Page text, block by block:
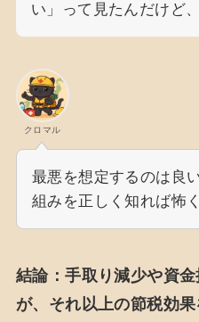
い」って見たんだけど
クロマル
最悪を想定するのは良
組みを正しく知れば怖
結論：手取り減少や資
が、それ以上の節税効